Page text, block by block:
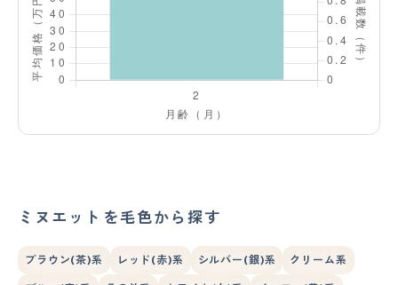
ミヌエットを毛色から探す
ブラウン(茶)系 レッド(赤)系 シルバー(銀)系 クリーム系